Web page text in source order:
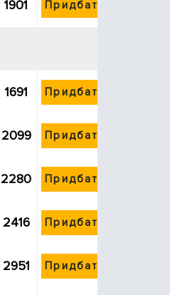
1901 Придбати
1691 Придбати
2099 Придбати
2280 Придбати
2416 Придбати
2951 Придбати